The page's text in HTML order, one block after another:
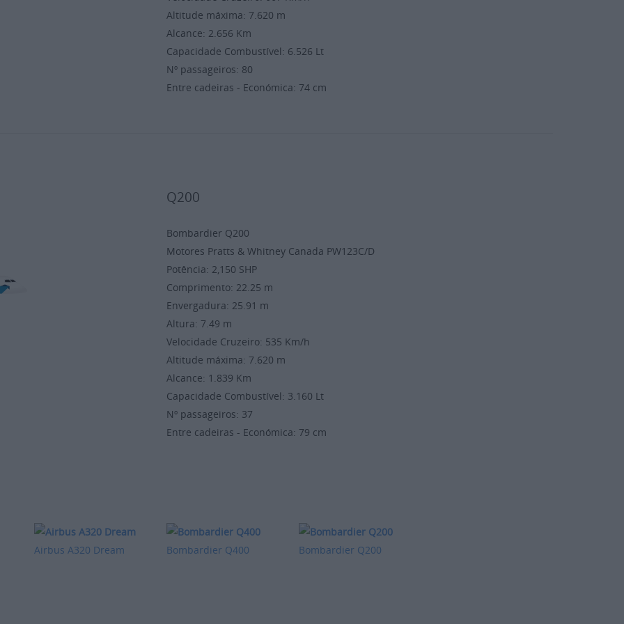
Altitude máxima: 7.620 m
Alcance: 2.656 Km
Capacidade Combustível: 6.526 Lt
Nº passageiros: 80
Entre cadeiras - Económica: 74 cm
Q200
Bombardier Q200
Motores Pratts & Whitney Canada PW123C/D
Potência: 2,150 SHP
Comprimento: 22.25 m
Envergadura: 25.91 m
Altura: 7.49 m
Velocidade Cruzeiro: 535 Km/h
Altitude máxima: 7.620 m
Alcance: 1.839 Km
Capacidade Combustível: 3.160 Lt
Nº passageiros: 37
Entre cadeiras - Económica: 79 cm
Airbus A320 Dream Bombardier Q400 Bombardier Q200